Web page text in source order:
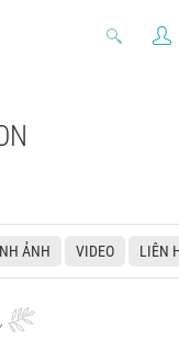
ẢNH VIDEO LIÊN